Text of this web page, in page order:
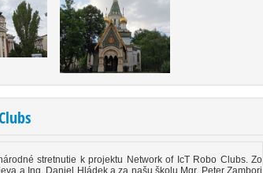
stretnutie k projektu Network of IcT Robo Clubs. Zo
a Ing. Daniel Hládek a za našu školu Mgr. Peter Zambori